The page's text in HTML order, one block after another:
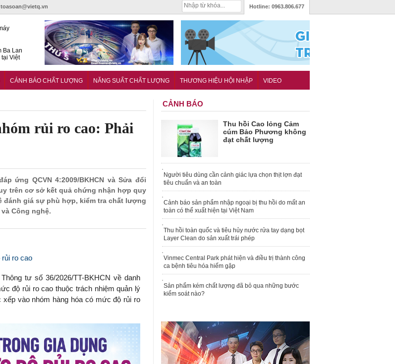
toasoan@vietq.vn Hotline: 0963.806.677
Ba Lan
Việt
halal
CẢNH BÁO CHẤT LƯỢNG NĂNG SUẤT CHẤT LƯỢNG THƯƠNG HIỆU HỘI NHẬP VIDEO
rủi ro cao: Phải
ứng QCVN 4:2009/BKHCN và Sửa đổi
trên cơ sở kết quả chứng nhận hợp quy
giá sự phù hợp, kiểm tra chất lượng
Công nghệ.
ro cao
tư số 36/2026/TT-BKHCN về danh
độ rủi ro cao thuộc trách nhiệm quản lý
vào nhóm hàng hóa có mức độ rủi ro
CẢNH BÁO
Thu hồi Cao lỏng Cảm
cúm Bảo Phương không
đạt chất lượng
Người tiêu dùng cần cảnh giác lựa chọn thịt lợn đạt
tiêu chuẩn và an toàn
Cảnh báo sản phẩm nhập ngoại bị thu hồi do mất an
toàn có thể xuất hiện tại Việt Nam
Thu hồi toàn quốc và tiêu hủy nước rửa tay dạng bọt
Layer Clean do sản xuất trái phép
Vinmec Central Park phát hiện và điều trị thành công
ca bệnh tiêu hóa hiếm gặp
Sản phẩm kém chất lượng đã bỏ qua những bước
kiểm soát nào?